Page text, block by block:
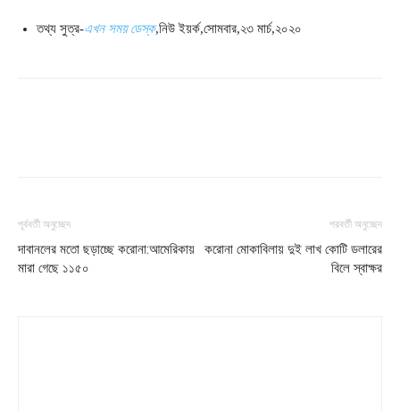
তথ্য সুত্র-এখন সময় ডেস্ক,নিউ ইয়র্ক,সোমবার,২৩ মার্চ,২০২০
পূর্ববর্তী অনুচ্ছেদ
দাবানলের মতো ছড়াচ্ছে করোনা:আমেরিকায়
মারা গেছে ১১৫০
পরবর্তী অনুচ্ছেদ
করোনা মোকাবিলায় দুই লাখ কোটি ডলারের
বিলে স্বাক্ষর